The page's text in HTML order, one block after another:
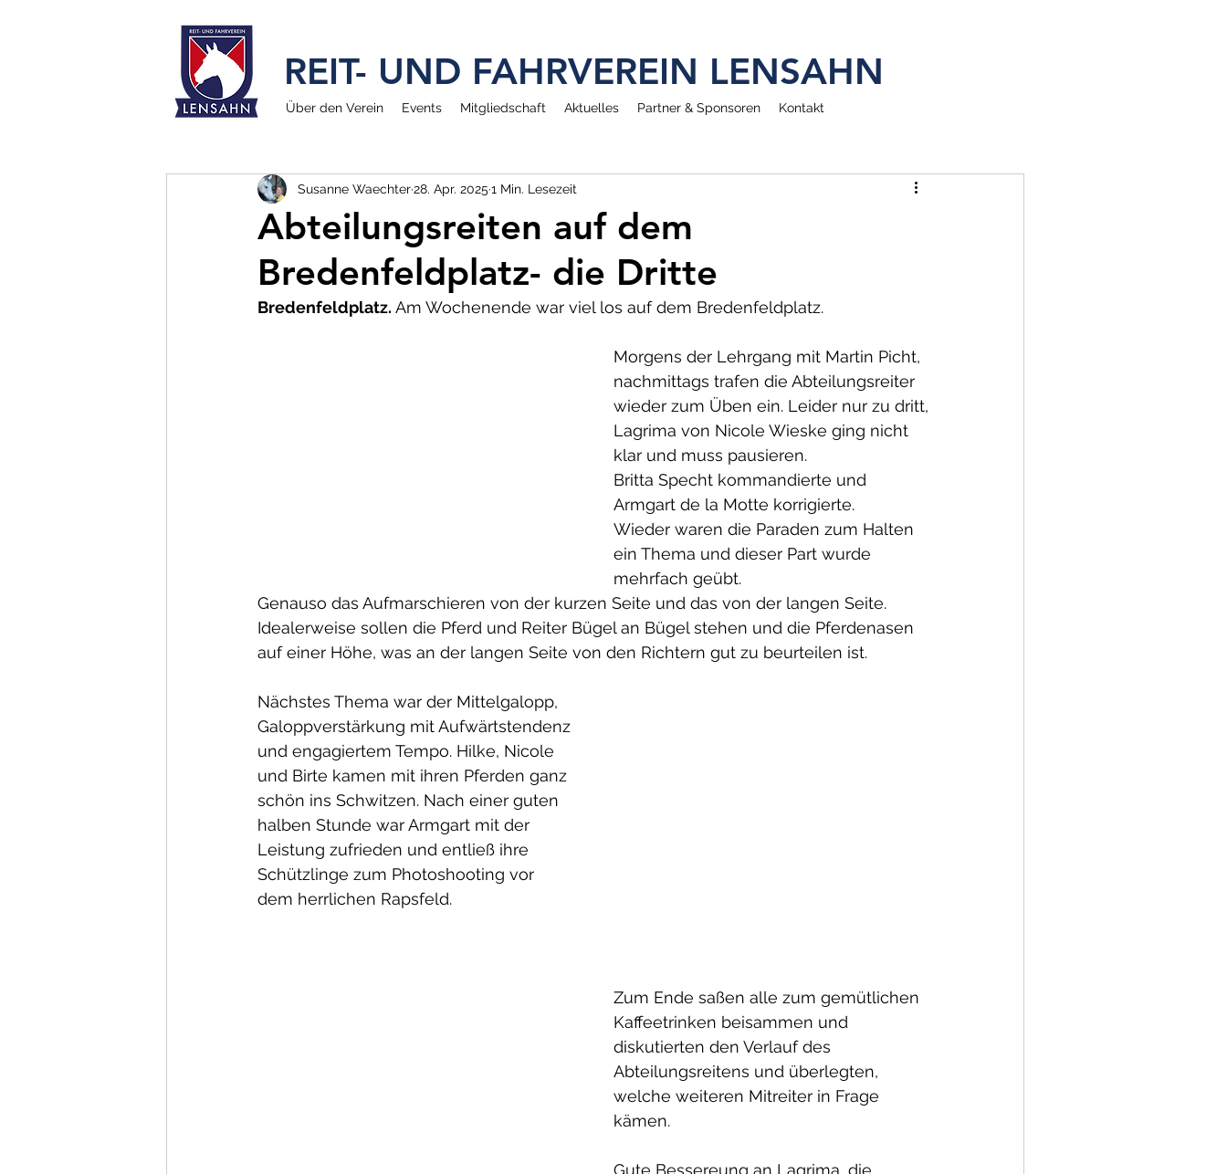
REIT- UND FAHRVEREIN LENSAHN
Über den Verein Events Mitgliedschaft Aktuelles Partner & Sponsoren Kontakt
Abteilungsreiten auf dem
Bredenfeldplatz- die Dritte
Susanne Waechter28. Apr. 2025 1 Min. Lesezeit
Bredenfeldplatz. Am Wochenende war viel los auf dem Bredenfeldplatz.
Morgens der Lehrgang mit Martin Picht,
nachmittags trafen die Abteilungsreiter
wieder zum Üben ein. Leider nur zu dritt,
Lagrima von Nicole Wieske ging nicht
klar und muss pausieren.
Britta Specht kommandierte und
Armgart de la Motte korrigierte.
Wieder waren die Paraden zum Halten
ein Thema und dieser Part wurde
mehrfach geübt.
Genauso das Aufmarschieren von der kurzen Seite und das von der langen Seite.
Idealerweise sollen die Pferd und Reiter Bügel an Bügel stehen und die Pferdenasen
auf einer Höhe, was an der langen Seite von den Richtern gut zu beurteilen ist.
Nächstes Thema war der Mittelgalopp,
Galoppverstärkung mit Aufwärtstendenz
und engagiertem Tempo. Hilke, Nicole
und Birte kamen mit ihren Pferden ganz
schön ins Schwitzen. Nach einer guten
halben Stunde war Armgart mit der
Leistung zufrieden und entließ ihre
Schützlinge zum Photoshooting vor
dem herrlichen Rapsfeld.
Zum Ende saßen alle zum gemütlichen
Kaffeetrinken beisammen und
diskutierten den Verlauf des
Abteilungsreitens und überlegten,
welche weiteren Mitreiter in Frage
kämen.
Gute Bessereung an Lagrima, die